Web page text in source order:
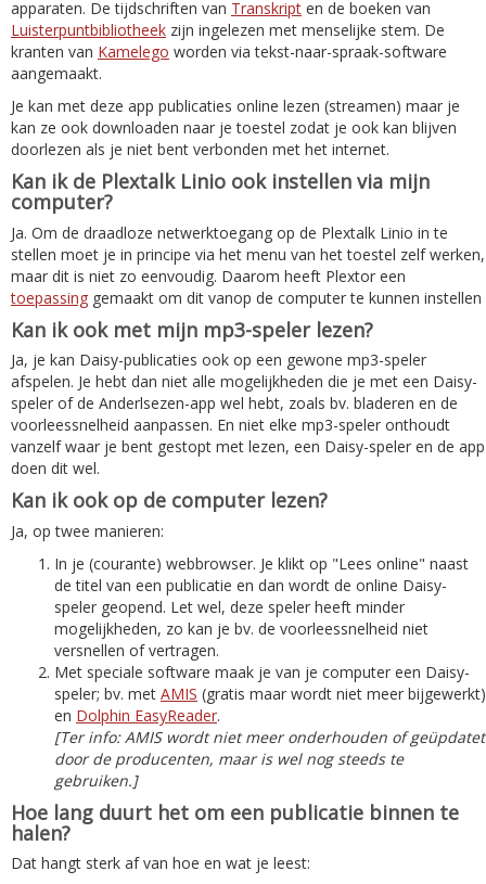
apparaten. De tijdschriften van Transkript en de boeken van
Luisterpuntbibliotheek zijn ingelezen met menselijke stem. De
kranten van Kamelego worden via tekst-naar-spraak-software
aangemaakt.
Je kan met deze app publicaties online lezen (streamen) maar je
kan ze ook downloaden naar je toestel zodat je ook kan blijven
doorlezen als je niet bent verbonden met het internet.
Kan ik de Plextalk Linio ook instellen via mijn
computer?
Ja. Om de draadloze netwerktoegang op de Plextalk Linio in te
stellen moet je in principe via het menu van het toestel zelf werken,
maar dit is niet zo eenvoudig. Daarom heeft Plextor een
toepassing gemaakt om dit vanop de computer te kunnen instellen
Kan ik ook met mijn mp3-speler lezen?
Ja, je kan Daisy-publicaties ook op een gewone mp3-speler
afspelen. Je hebt dan niet alle mogelijkheden die je met een Daisy-
speler of de Anderlsezen-app wel hebt, zoals bv. bladeren en de
voorleessnelheid aanpassen. En niet elke mp3-speler onthoudt
vanzelf waar je bent gestopt met lezen, een Daisy-speler en de app
doen dit wel.
Kan ik ook op de computer lezen?
Ja, op twee manieren:
In je (courante) webbrowser. Je klikt op "Lees online" naast
de titel van een publicatie en dan wordt de online Daisy-
speler geopend. Let wel, deze speler heeft minder
mogelijkheden, zo kan je bv. de voorleessnelheid niet
versnellen of vertragen.
Met speciale software maak je van je computer een Daisy-
speler; bv. met AMIS (gratis maar wordt niet meer bijgewerkt)
en Dolphin EasyReader.
[Ter info: AMIS wordt niet meer onderhouden of geüpdatet
door de producenten, maar is wel nog steeds te
gebruiken.]
Hoe lang duurt het om een publicatie binnen te
halen?
Dat hangt sterk af van hoe en wat je leest: